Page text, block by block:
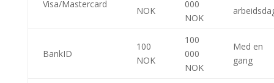
Visa/Mastercard
NOK
000
NOK
BankID
100
NOK
100
000
NOK
Med en
gang